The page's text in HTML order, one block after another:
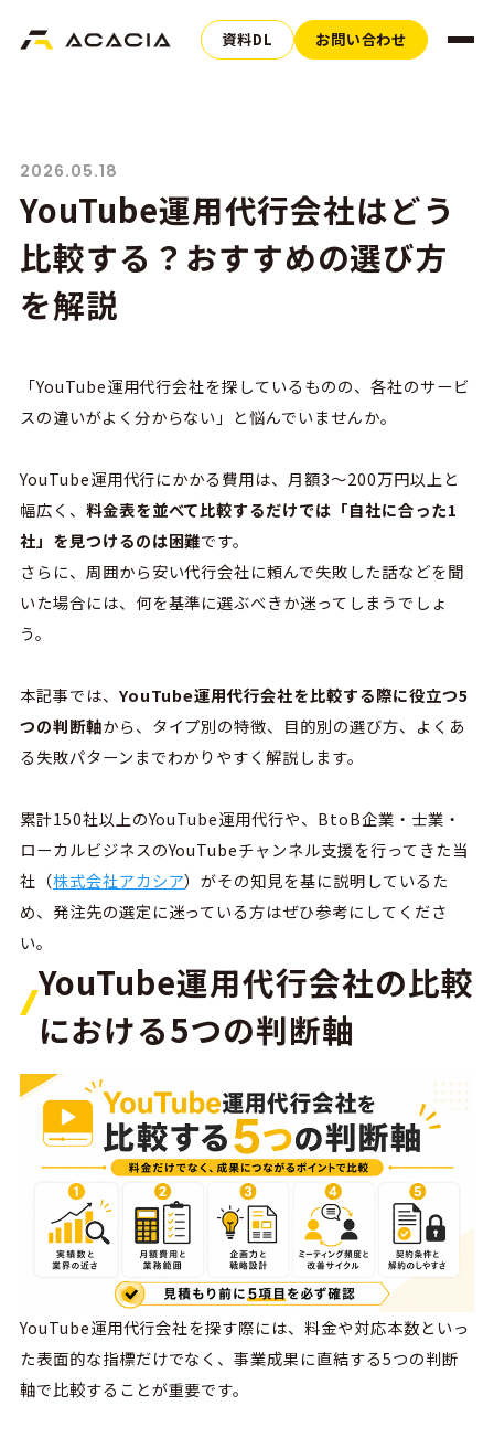
資料DL お問い合わせ
2026.05.18
YouTube運用代行会社はどう
比較する？おすすめの選び方
を解説
「YouTube運用代行会社を探しているものの、各社のサービ
スの違いがよく分からない」と悩んでいませんか。
YouTube運用代行にかかる費用は、月額3〜200万円以上と
幅広く、 料金表を並べて比較するだけでは「自社に合った1
社」を見つけるのは困難です。
さらに、周囲から安い代行会社に頼んで失敗した話などを聞
いた場合には、何を基準に選ぶべきか迷ってしまうでしょ
う。
本記事では、 YouTube運用代行会社を比較する際に役立つ5
つの判断軸から、タイプ別の特徴、目的別の選び方、よくあ
る失敗パターンまでわかりやすく解説します。
累計150社以上のYouTube運用代行や、 BtoB企業・士業・
ローカルビジネスのYouTubeチャンネル支援を行ってきた当
社（株式会社アカシア）がその知見を基に説明しているた
め、発注先の選定に迷っている方はぜひ参考にしてくださ
い。
YouTube運用代行会社の比較
における5つの判断軸
YouTube運用代行会社を探す際には、料金や対応本数といっ
た表面的な指標だけでなく、事業成果に直結する5つの判断
軸で比較することが重要です。